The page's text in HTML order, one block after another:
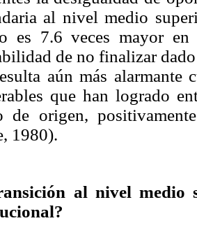
al nivel medio
es 7.6 veces mayor
de no finalizar
aún más alarmante
que han logrado
de origen,
1980).
al nivel medio